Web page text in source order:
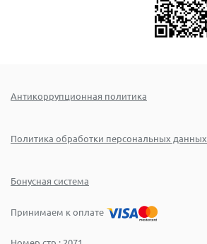
Антикоррупционная политика
Политика обработки персональных данных
Бонусная система
Принимаем к оплате